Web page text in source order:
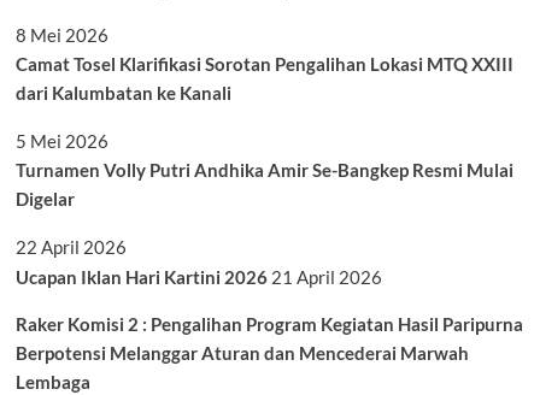
8 Mei 2026
Camat Tosel Klarifikasi Sorotan Pengalihan Lokasi MTQ XXIII
dari Kalumbatan ke Kanali
5 Mei 2026
Turnamen Volly Putri Andhika Amir Se-Bangkep Resmi Mulai
Digelar
22 April 2026
Ucapan Iklan Hari Kartini 2026 21 April 2026
Raker Komisi 2 : Pengalihan Program Kegiatan Hasil Paripurna
Berpotensi Melanggar Aturan dan Mencederai Marwah
Lembaga